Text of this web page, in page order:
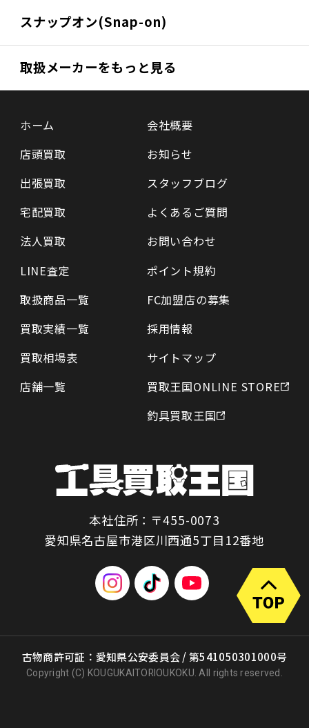
スナップオン(Snap-on)
取扱メーカーをもっと見る
ホーム
店頭買取
出張買取
宅配買取
法人買取
LINE査定
取扱商品一覧
買取実績一覧
買取相場表
店舗一覧
会社概要
お知らせ
スタッフブログ
よくあるご質問
お問い合わせ
ポイント規約
FC加盟店の募集
採用情報
サイトマップ
買取王国ONLINE STORE
釣具買取王国
本社住所：〒455-0073
愛知県名古屋市港区川西通5丁目12番地
古物商許可証：愛知県公安委員会 / 第541050301000号
Copyright (C) KOUGUKAITORIOUKOKU. All rights reserved.